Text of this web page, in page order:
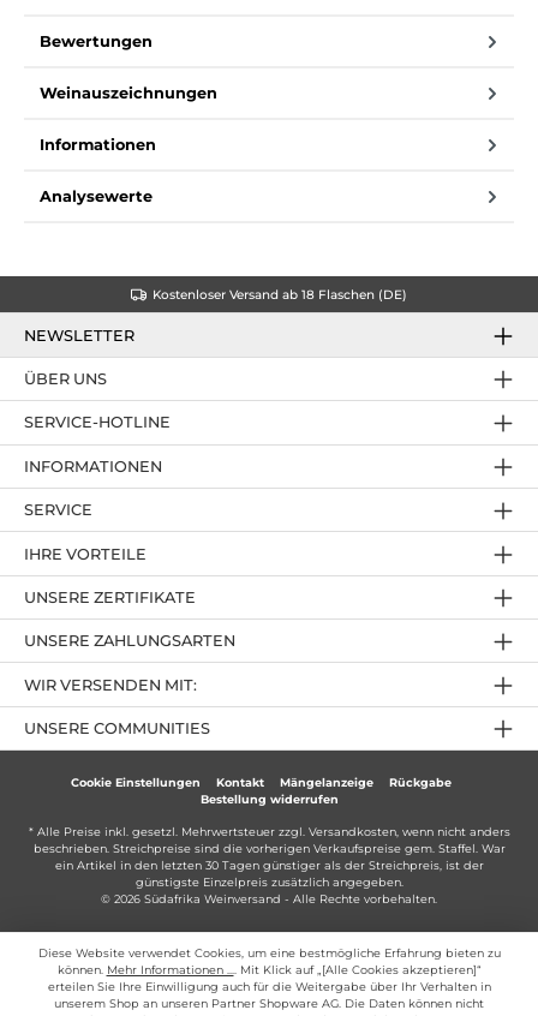
Bewertungen
Weinauszeichnungen
Informationen
Analysewerte
Kostenloser Versand ab 18 Flaschen (DE)
NEWSLETTER
SERVICE-HOTLINE
IHRE VORTEILE
UNSERE ZAHLUNGSARTEN
ÜBER UNS
UNSERE ZERTIFIKATE
INFORMATIONEN
SERVICE
UNSERE COMMUNITIES
WIR VERSENDEN MIT:
Cookie Einstellungen Kontakt Mängelanzeige
Rückgabe
Bestellung widerrufen
* Alle Preise inkl. gesetzl. Mehrwertsteuer zzgl. Versandkosten, wenn nicht anders
beschrieben. Streichpreise sind die vorherigen Verkaufspreise gem. Staffel. War
ein Artikel in den letzten 30 Tagen günstiger als der Streichpreis, ist der
günstigste Einzelpreis zusätzlich angegeben.
© 2026 Südafrika Weinversand - Alle Rechte vorbehalten.
Diese Website verwendet Cookies, um eine bestmögliche Erfahrung bieten zu
können. Mehr Informationen ...
. Mit Klick auf „[Alle Cookies akzeptieren]“
erteilen Sie Ihre Einwilligung auch für die Weitergabe über Ihr Verhalten in
unserem Shop an unseren Partner Shopware AG. Die Daten können nicht